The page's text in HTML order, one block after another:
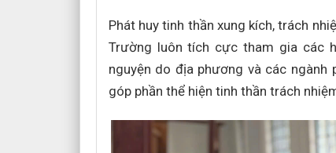
Phát huy tinh thần xung kích, trách
Trường luôn tích cực tham gia các
nguyện do địa phương và các
góp phần thể hiện tinh thần trách